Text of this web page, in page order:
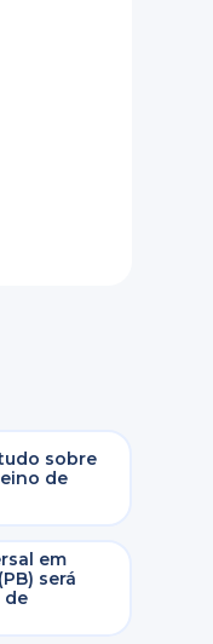
sobre
de
em
será
de